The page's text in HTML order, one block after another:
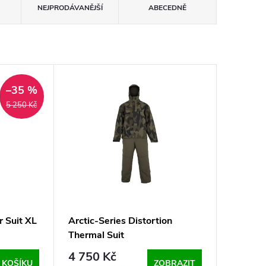
NEJPRODÁVANĚJŠÍ ABECEDNĚ
5 250 Kč
–35 %
Suit XL
Arctic-Series Distortion
Thermal Suit
4 750 Kč ZOBRAZIT